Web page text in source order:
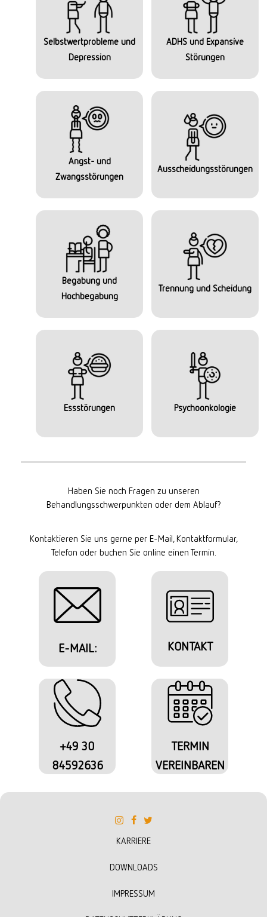
Selbstwertprobleme und
Depression
ADHS und Expansive
Störungen
Angst- und
Zwangsstörungen
Ausscheidungsstörungen
Begabung und
Hochbegabung
Trennung und Scheidung
Essstörungen Psychoonkologie
Haben Sie noch Fragen zu unseren
Behandlungsschwerpunkten oder dem Ablauf?
Kontaktieren Sie uns gerne per E-Mail, Kontaktformular,
Telefon oder buchen Sie online einen Termin.
E-MAIL: KONTAKT
+49 30
84592636
TERMIN
VEREINBAREN
KARRIERE
DOWNLOADS
IMPRESSUM